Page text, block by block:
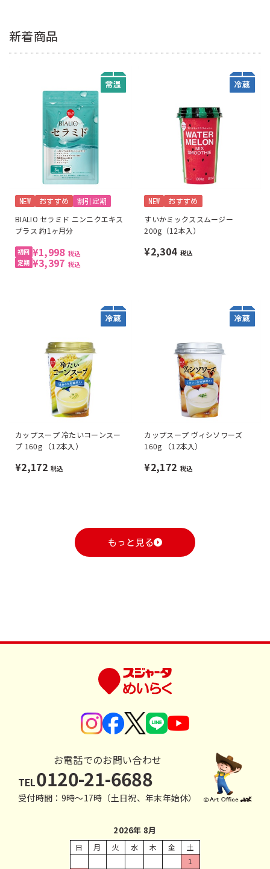
新着商品
NEW おすすめ 割引定期
BIALIO セラミド ニンニクエキス
プラス 約1ヶ月分
¥1,998 税込
¥3,397 税込
NEW おすすめ
すいかミックススムージー
200g（12本入）
¥2,304 税込
カップスープ 冷たいコーンスー
プ 160g （12本入）
¥2,172 税込
カップスープ ヴィシソワーズ
160g （12本入）
¥2,172 税込
もっと見る
お電話でのお問い合わせ
TEL0120-21-6688
受付時間：9時〜17時（土日祝、年末年始休）
2026年 8月
日 月 火 水 木 金
土
1